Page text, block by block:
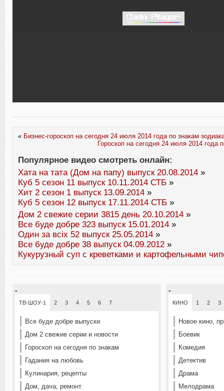
« Бизнес-гороскоп на сегодня 24 июля 2014 года по знакам
Гороскоп на сегодня 24 июля 2014 года
Популярное видео смотреть онлайн:
Хата на тата (Дом на папу) выпуск 20.08.2014 »
Куб 5 сезон 11 выпуск 10.11.2014 СТБ »
Хит 2 сезон 1 выпуск 13.09.2014 »
Куб 5 сезон 12 выпуск 17.11.2014 СТБ »
Дом 2 свежие серии 3815 день 20.10.2014 »
Все буде добре 323 выпуск 15.01.2014 »
Один за всіх 52 выпуск 25.05.2014 »
Все буде добре 38 выпуск 04.09.2012 »
Кукурузный суп с креветками и картофельными
-
ТВ-ШОУ-1 2 3 4 5 6 7
Все буде добре выпуски
Дом 2 свежие серии и новости
Гороскоп на сегодня по знакам
Гадания на любовь
Кулинария, рецепты
Дом, дача, ремонт
-
КИНО 1 2 3
Новое кино,
Боевик
Комедия
Детектив
Драма
Мелодрама